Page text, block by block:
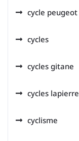
cycle peugeot
cycles
cycles gitane
cycles lapierre
cyclisme